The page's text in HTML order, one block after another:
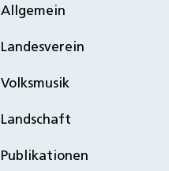
Allgemein
Landesverein
Volksmusik
Landschaft
Publikationen